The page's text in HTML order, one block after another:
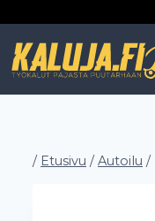
/ Etusivu / Autoilu /